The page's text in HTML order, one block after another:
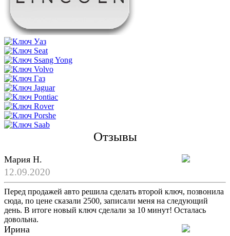
Отзывы
Мария Н.
12.09.2020
Перед продажей авто решила сделать второй ключ, позвонила
сюда, по цене сказали 2500, записали меня на следующий
день. В итоге новый ключ сделали за 10 минут! Осталась
довольна.
Ирина